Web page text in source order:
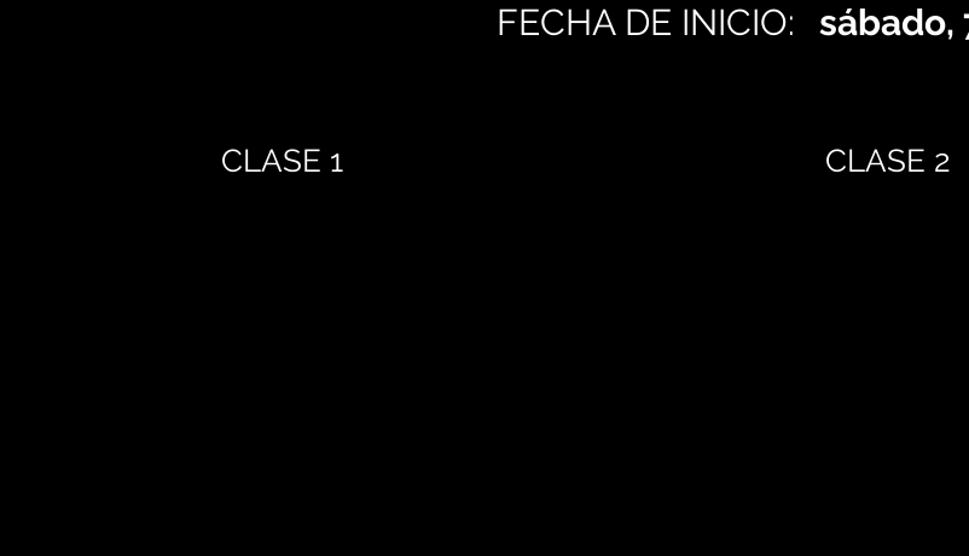
FECHA DE INICIO: sábado,
CLASE 1 CLASE 2